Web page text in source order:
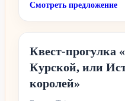
Смотреть предложение
Квест-прогулка
Курской, или
королей»